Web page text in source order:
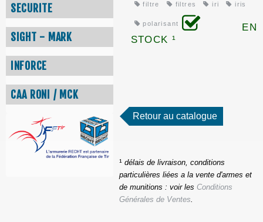
SECURITE
SIGHT - MARK
INFORCE
CAA RONI / MCK
filtre filtres iri iris
polarisant
EN
STOCK ¹
Retour au catalogue
¹ délais de livraison, conditions
particulières liées a la vente d'armes et
de munitions : voir les Conditions
Générales de Ventes.